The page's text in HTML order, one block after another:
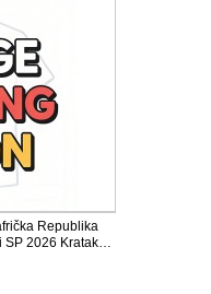
Republika
SP 2026 Kratak